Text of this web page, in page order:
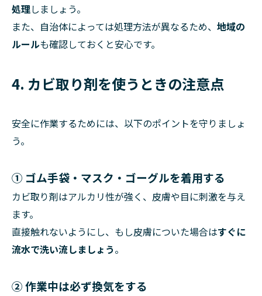
処理しましょう。
また、自治体によっては処理方法が異なるため、 地域の
ルールも確認しておくと安心です。
4. カビ取り剤を使うときの注意点
安全に作業するためには、以下のポイントを守りましょ
う。
① ゴム手袋・マスク・ゴーグルを着用する
カビ取り剤はアルカリ性が強く、皮膚や目に刺激を与え
ます。
直接触れないようにし、もし皮膚についた場合はすぐに
流水で洗い流しましょう。
② 作業中は必ず換気をする